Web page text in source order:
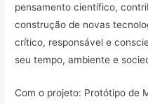
pensamento científico,
construção de novas
crítico, responsável e
seu tempo, ambiente e
Com o projeto: Protótipo de